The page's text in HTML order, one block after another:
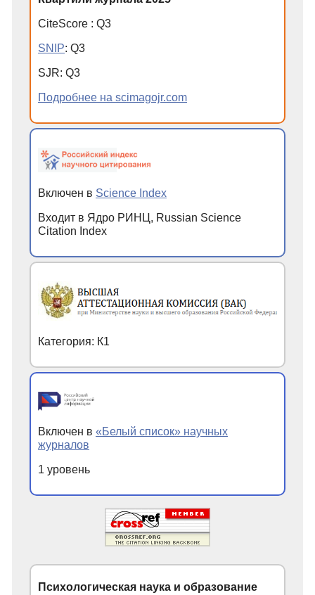
CiteScore : Q3
SNIP: Q3
SJR: Q3
Подробнее на scimagojr.com
Включен в Science Index
Входит в Ядро РИНЦ, Russian Science
Citation Index
Категория: К1
Включен в «Белый список» научных
журналов
1 уровень
Психологическая наука и образование